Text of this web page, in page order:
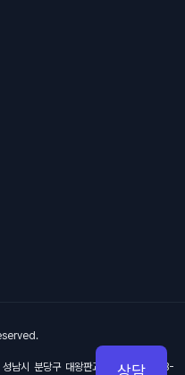
성남시 분당구 대왕판교로 670, 4층 B-
상담